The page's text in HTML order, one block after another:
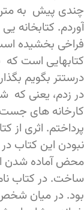
چندی پیش به
آوردم. کتابخانه
فراخی بخشیده
کتابهایی است که
درستتر بگویم
در زدم، یعنی که
کارخانه های
پرداختم. اثری از
نبودن این کتاب در
محض آماده شدن
ساخت. در کتاب
بود. در میان